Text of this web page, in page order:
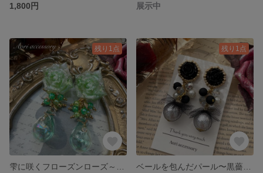
1,800円
展示中
残り1点 残り1点